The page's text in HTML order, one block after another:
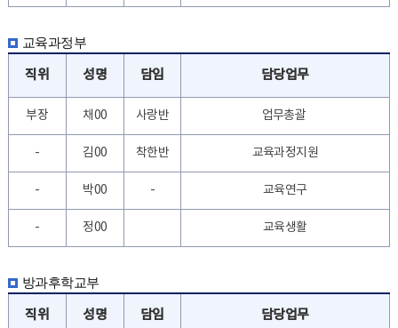
교육과정부
직위 성명 담임 담당업무
부장 채00 사랑반 업무총괄
- 김00 착한반 교육과정지원
- 박00 - 교육연구
- 정00 교육생활
방과후학교부
직위 성명 담임 담당업무